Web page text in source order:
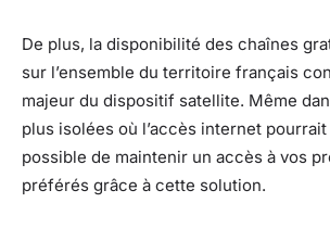
De plus, la disponibilité des chaînes
sur l’ensemble du territoire français
majeur du dispositif satellite. Même
plus isolées où l’accès internet
possible de maintenir un accès à vos
préférés grâce à cette solution.